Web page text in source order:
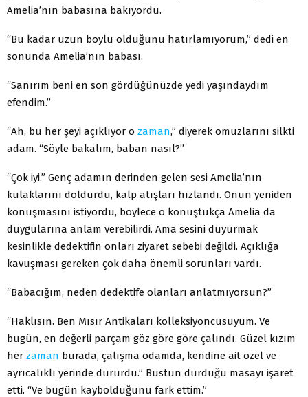
Amelia’nın babasına bakıyordu.
“Bu kadar uzun boylu olduğunu hatırlamıyorum,” dedi en
sonunda Amelia’nın babası.
“Sanırım beni en son gördüğünüzde yedi yaşındaydım
efendim.”
“Ah, bu her şeyi açıklıyor o zaman,” diyerek omuzlarını silkti
adam. “Söyle bakalım, baban nasıl?”
“Çok iyi.” Genç adamın derinden gelen sesi Amelia’nın
kulaklarını doldurdu, kalp atışları hızlandı. Onun yeniden
konuşmasını istiyordu, böylece o konuştukça Amelia da
duygularına anlam verebilirdi. Ama sesini duyurmak
kesinlikle dedektifin onları ziyaret sebebi değildi. Açıklığa
kavuşması gereken çok daha önemli sorunları vardı.
“Babacığım, neden dedektife olanları anlatmıyorsun?”
“Haklısın. Ben Mısır Antikaları kolleksiyoncusuyum. Ve
bugün, en değerli parçam göz göre göre çalındı. Güzel kızım
her zaman burada, çalışma odamda, kendine ait özel ve
ayrıcalıklı yerinde dururdu.” Büstün durduğu masayı işaret
etti. “Ve bugün kaybolduğunu fark ettim.”